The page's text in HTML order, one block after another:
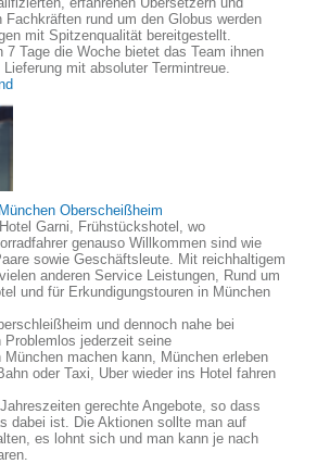
Fachkräften rund um den Globus werden
mit Spitzenqualität bereitgestellt.
7 Tage die Woche bietet das Team ihnen
mit absoluter Termintreue.
Oberscheißheim
Garni, Frühstückshotel, wo
genauso Willkommen sind wie
sowie Geschäftsleute. Mit reichhaltigem
anderen Service Leistungen, Rund um
und für Erkundigungstouren in München
und dennoch nahe bei
Problemlos jederzeit seine
München machen kann, München erleben
oder Taxi, Uber wieder ins Hotel fahren
gerechte Angebote, so dass
dabei ist. Die Aktionen sollte man auf
es lohnt sich und man kann je nach